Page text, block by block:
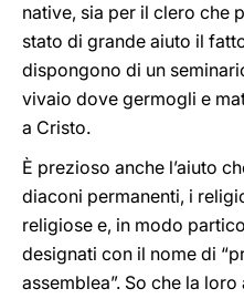
native, sia per il clero che
stato di grande aiuto il
dispongono di un
vivaio dove germogli e
a Cristo.
È prezioso anche l’aiuto
diaconi permanenti, i
religiose e, in modo
designati con il nome di
assemblea”. So che la